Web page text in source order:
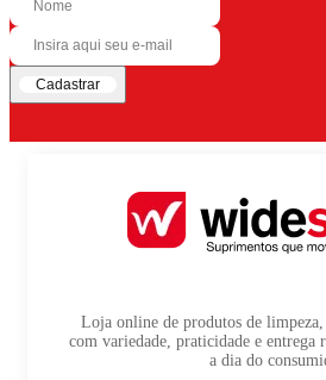
Cadastrar
Loja online de produtos de limpeza,
com variedade, praticidade e
a dia do